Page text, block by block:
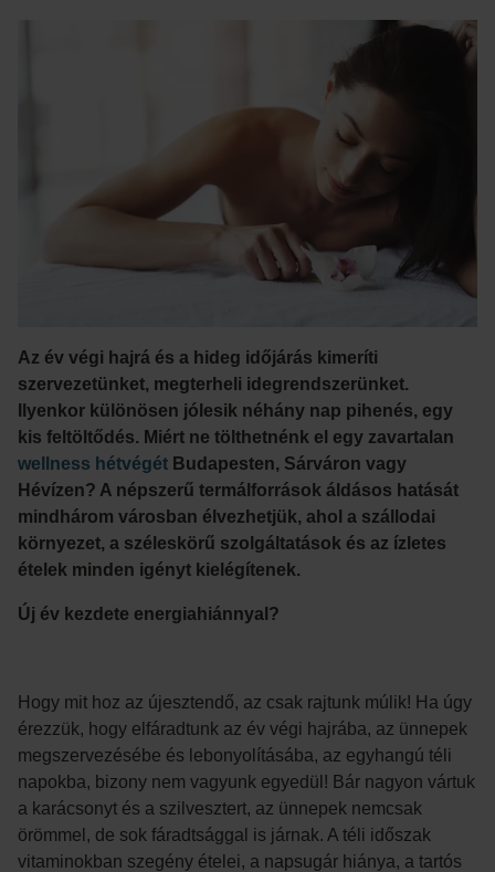
Az év végi hajrá és a hideg időjárás kimeríti
szervezetünket, megterheli idegrendszerünket.
Ilyenkor különösen jólesik néhány nap pihenés, egy
kis feltöltődés. Miért ne tölthetnénk el egy zavartalan
wellness hétvégét Budapesten, Sárváron vagy
Hévízen? A népszerű termálforrások áldásos hatását
mindhárom városban élvezhetjük, ahol a szállodai
környezet, a széleskörű szolgáltatások és az ízletes
ételek minden igényt kielégítenek.
Új év kezdete energiahiánnyal?
Hogy mit hoz az újesztendő, az csak rajtunk múlik! Ha úgy
érezzük, hogy elfáradtunk az év végi hajrába, az ünnepek
megszervezésébe és lebonyolításába, az egyhangú téli
napokba, bizony nem vagyunk egyedül! Bár nagyon vártuk
a karácsonyt és a szilvesztert, az ünnepek nemcsak
örömmel, de sok fáradtsággal is járnak. A téli időszak
vitaminokban szegény ételei, a napsugár hiánya, a tartós